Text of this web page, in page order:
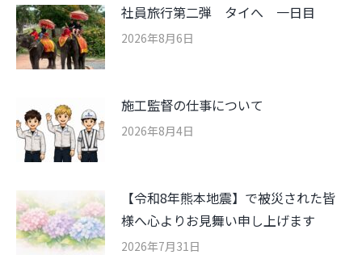
社員旅行第二弾 タイへ 一日目
2026年8月6日
施工監督の仕事について
2026年8月4日
【令和8年熊本地震】で被災された皆
様へ心よりお見舞い申し上げます
2026年7月31日